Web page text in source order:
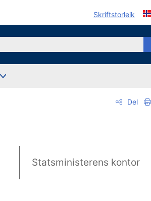
Skriftstorleik
Del
Statsministerens kontor